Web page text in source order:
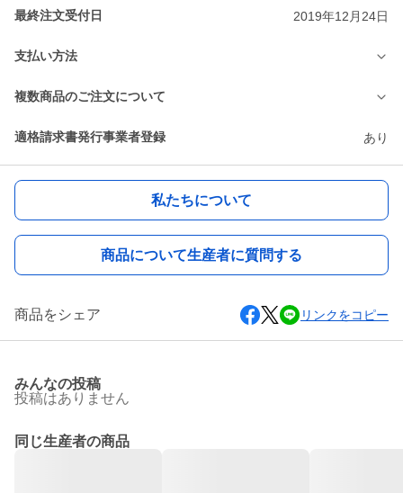
最終注文受付日 2019年12月24日
支払い方法
複数商品のご注文について
適格請求書発行事業者登録 あり
私たちについて
商品について生産者に質問する
商品をシェア リンクをコピー
みんなの投稿
投稿はありません
同じ生産者の商品